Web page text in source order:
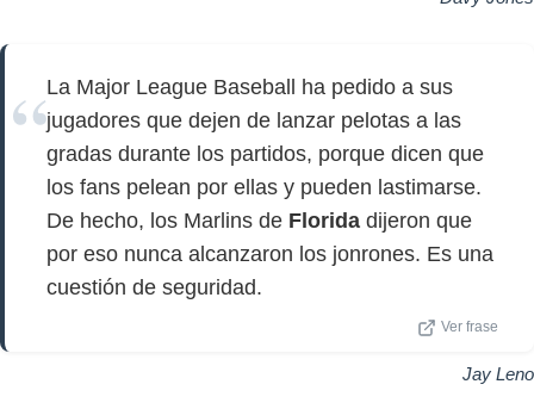
La Major League Baseball ha pedido a sus
jugadores que dejen de lanzar pelotas a las
gradas durante los partidos, porque dicen que
los fans pelean por ellas y pueden lastimarse.
De hecho, los Marlins de Florida dijeron que
por eso nunca alcanzaron los jonrones. Es una
cuestión de seguridad.
Ver frase
Jay Leno